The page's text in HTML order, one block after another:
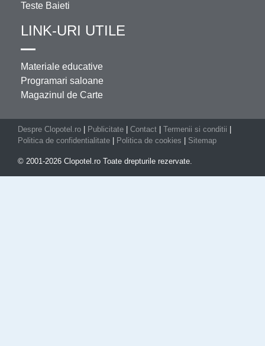
Teste Baieti
LINK-URI UTILE
Materiale educative
Programari saloane
Magazinul de Carte
Despre Clopotel.ro Publicitate Contact Termenii si conditii
Politica de confidentialitate
Politica de cookies Sitemap
© 2001-2026 Clopotel.ro Toate drepturile rezervate.